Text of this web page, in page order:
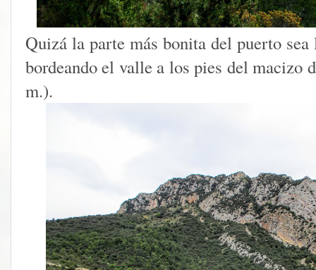
Quizá la parte más bonita del puerto
bordeando el valle a los pies del macizo
m.).